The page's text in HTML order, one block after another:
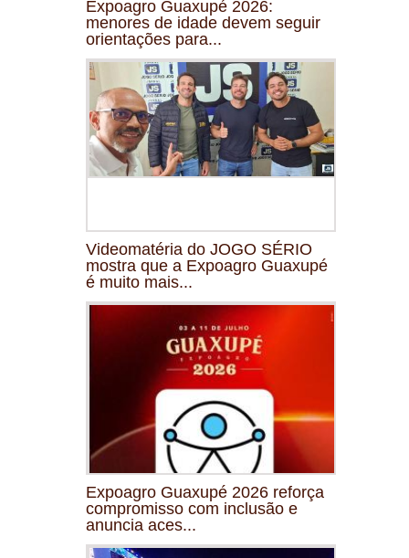
Expoagro Guaxupé 2026:
menores de idade devem seguir
orientações para...
Videomatéria do JOGO SÉRIO
mostra que a Expoagro Guaxupé
é muito mais...
Expoagro Guaxupé 2026 reforça
compromisso com inclusão e
anuncia aces...